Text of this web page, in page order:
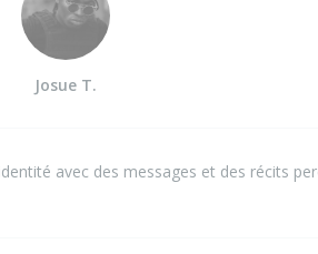
Josue T.
avec des messages et des récits